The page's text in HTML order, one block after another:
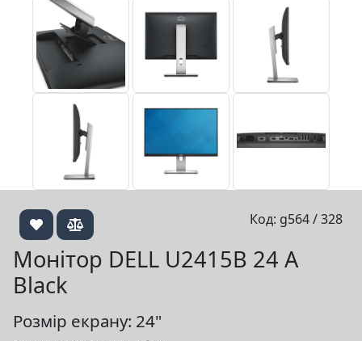
Код: g564 / 328
Монітор DELL U2415B 24 A
Black
Розмір екрану: 24"